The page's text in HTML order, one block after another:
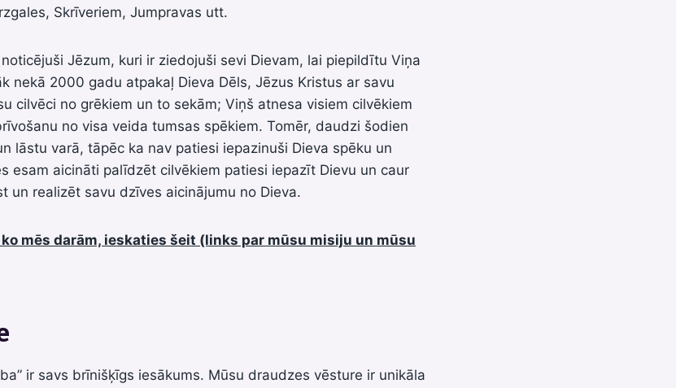
Skrīveriem, Jumpravas utt.
Jēzum, kuri ir ziedojuši sevi Dievam, lai piepildītu Viņa
nekā 2000 gadu atpakaļ Dieva Dēls, Jēzus Kristus ar savu
cilvēci no grēkiem un to sekām; Viņš atnesa visiem cilvēkiem
no visa veida tumsas spēkiem. Tomēr, daudzi šodien
lāstu varā, tāpēc ka nav patiesi iepazinuši Dieva spēku un
esam aicināti palīdzēt cilvēkiem patiesi iepazīt Dievu un caur
un realizēt savu dzīves aicinājumu no Dieva.
mēs darām, ieskaties šeit (links par mūsu misiju un mūsu
ir savs brīnišķīgs iesākums. Mūsu draudzes vēsture ir unikāla